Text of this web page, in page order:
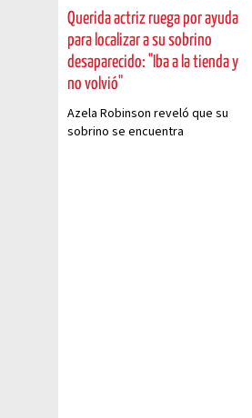
Querida actriz ruega por ayuda
para localizar a su sobrino
desaparecido: "Iba a la tienda y
no volvió"
Azela Robinson reveló que su
sobrino se encuentra